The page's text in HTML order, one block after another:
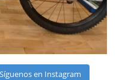
Síguenos en Instagram